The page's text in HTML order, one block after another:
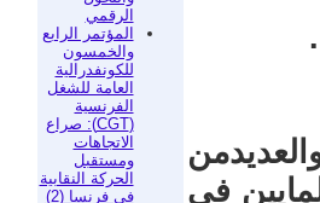
الرقمي
المؤتمر الرابع
والخمسون
للكونفدرالية
العامة للشغل
الفرنسية
(CGT): صراع
الاتجاهات
ومستقبل
الحركة النقابية
في فرنسا (2)
في